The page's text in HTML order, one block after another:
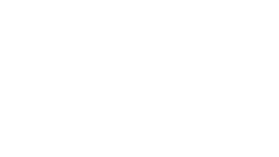
nápoje, čaj, káva a vybrané